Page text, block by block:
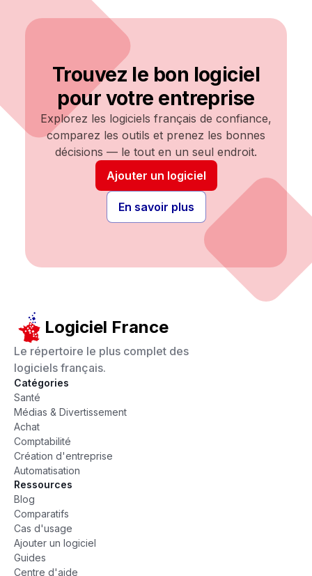
Trouvez le bon logiciel
pour votre entreprise
Explorez les logiciels français de confiance,
comparez les outils et prenez les bonnes
décisions — le tout en un seul endroit.
Ajouter un logiciel
En savoir plus
Logiciel France
Le répertoire le plus complet des
logiciels français.
Catégories
Santé
Médias & Divertissement
Achat
Comptabilité
Création d'entreprise
Automatisation
Ressources
Blog
Comparatifs
Cas d'usage
Ajouter un logiciel
Guides
Centre d'aide